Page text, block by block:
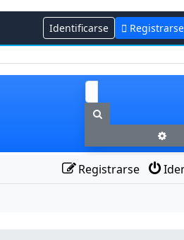
Identificarse Registrarse
Registrarse